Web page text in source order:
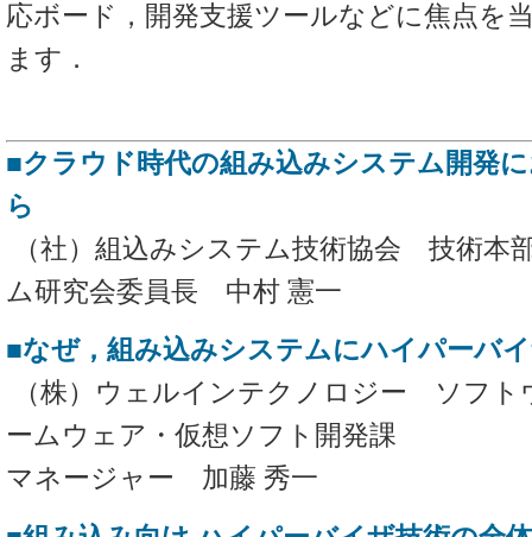
応ボード，開発支援ツールなどに焦点を
ます．
■クラウド時代の組み込みシステム開発
ら
（社）組込みシステム技術協会 技術
ム研究会委員長 中村 憲一
■なぜ，組み込みシステムにハイパーバ
（株）ウェルインテクノロジー ソフ
ームウェア・仮想ソフト開発課
マネージャー 加藤 秀一